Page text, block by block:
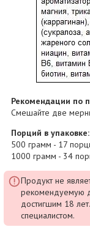
Рекомендации по
Смешайте две
Порций в упаковке:
500 грамм - 17
1000 грамм - 34
Продукт не
рекомендуемую
достигшим 18
специалистом.